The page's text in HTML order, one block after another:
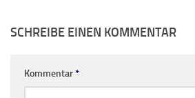
SCHREIBE EINEN KOMMENTAR
Kommentar*